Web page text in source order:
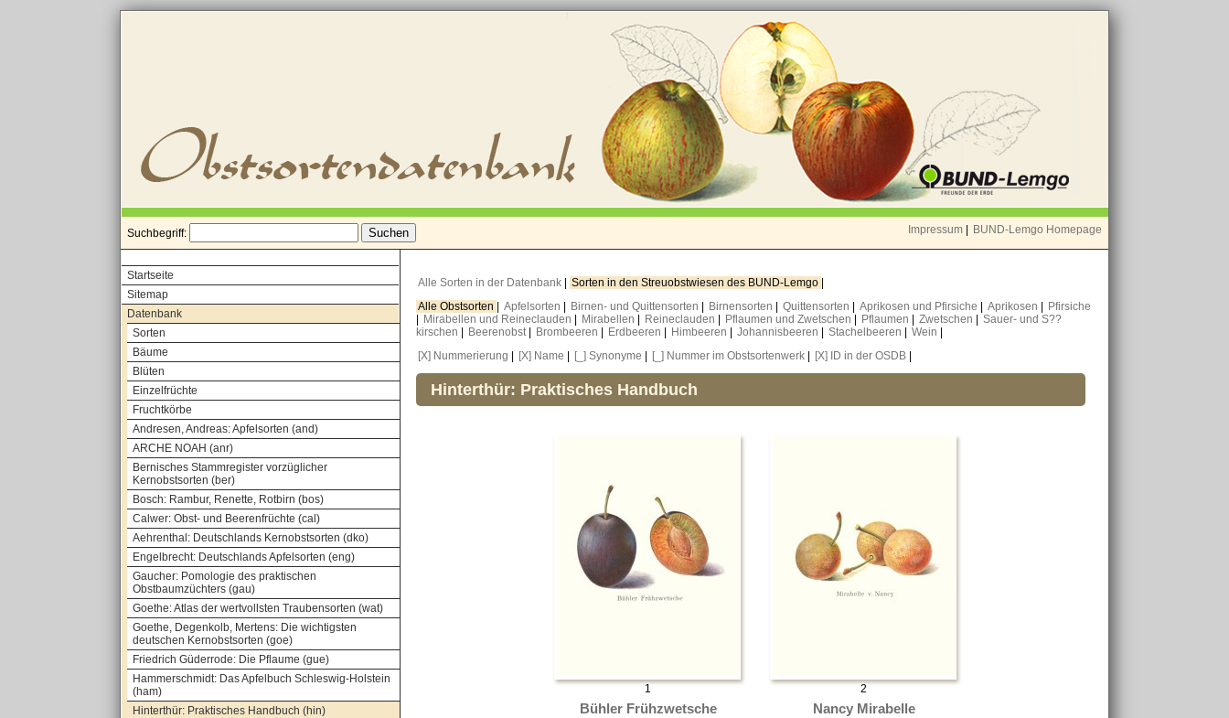
Suchbegriff: Impressum BUND-Lemgo Homepage
Startseite
Sitemap
Datenbank
Sorten
Bäume
Blüten
Einzelfrüchte
Fruchtkörbe
Andresen, Andreas: Apfelsorten (and)
ARCHE NOAH (anr)
Bernisches Stammregister vorzüglicher
Kernobstsorten (ber)
Bosch: Rambur, Renette, Rotbirn (bos)
Calwer: Obst- und Beerenfrüchte (cal)
Aehrenthal: Deutschlands Kernobstsorten (dko)
Engelbrecht: Deutschlands Apfelsorten (eng)
Gaucher: Pomologie des praktischen
Obstbaumzüchters (gau)
Goethe: Atlas der wertvollsten Traubensorten (wat)
Goethe, Degenkolb, Mertens: Die wichtigsten
deutschen Kernobstsorten (goe)
Friedrich Güderrode: Die Pflaume (gue)
Hammerschmidt: Das Apfelbuch Schleswig-Holstein
(ham)
Hinterthür: Praktisches Handbuch (hin)
Alle Sorten in der Datenbank Sorten in den Streuobstwiesen des BUND-Lemgo
Alle Obstsorten
Apfelsorten Birnen- und Quittensorten Birnensorten Quittensorten Aprikosen und Pfirsiche Aprikosen
Pfirsiche
Mirabellen und Reineclauden Mirabellen Reineclauden Pflaumen und Zwetschen Pflaumen Zwetschen
Sauer- und S??
kirschen
Beerenobst Brombeeren Erdbeeren Himbeeren Johannisbeeren Stachelbeeren Wein
[X] Nummerierung
[X] Name [_] Synonyme [_] Nummer im Obstsortenwerk [X] ID in der OSDB
Hinterthür: Praktisches Handbuch
1
Bühler Frühzwetsche
2
Nancy Mirabelle